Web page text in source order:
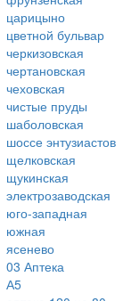
царицыно
цветной бульвар
черкизовская
чертановская
чеховская
чистые пруды
шаболовская
шоссе энтузиастов
щелковская
щукинская
электрозаводская
юго-западная
южная
ясенево
03 Аптека
А5